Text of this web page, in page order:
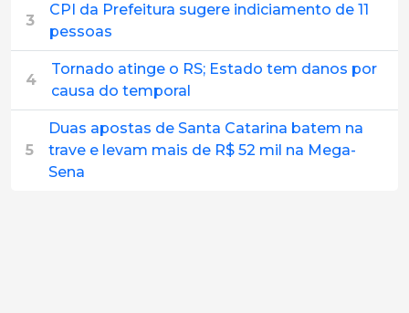
3
CPI da Prefeitura sugere indiciamento de 11
pessoas
4
Tornado atinge o RS; Estado tem danos por
causa do temporal
5
Duas apostas de Santa Catarina batem na
trave e levam mais de R$ 52 mil na Mega-
Sena